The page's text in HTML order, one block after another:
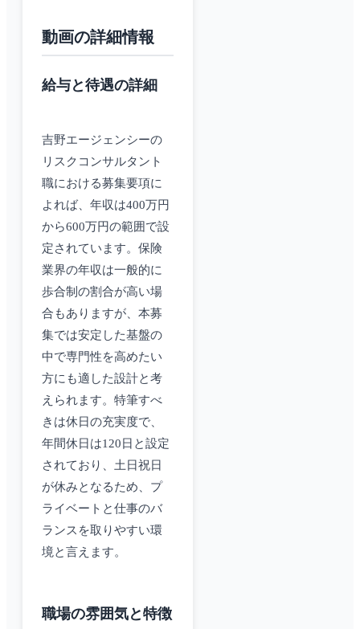
動画の詳細情報
給与と待遇の詳細
吉野エージェンシーの
リスクコンサルタント
職における募集要項に
よれば、年収は400万円
から600万円の範囲で設
定されています。保険
業界の年収は一般的に
歩合制の割合が高い場
合もありますが、本募
集では安定した基盤の
中で専門性を高めたい
方にも適した設計と考
えられます。特筆すべ
きは休日の充実度で、
年間休日は120日と設定
されており、土日祝日
が休みとなるため、プ
ライベートと仕事のバ
ランスを取りやすい環
境と言えます。
職場の雰囲気と特徴